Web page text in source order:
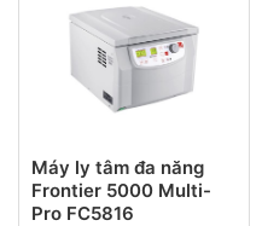
Máy ly tâm đa năng
Frontier 5000 Multi-
Pro FC5816